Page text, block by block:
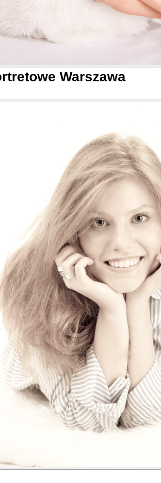
Warszawa